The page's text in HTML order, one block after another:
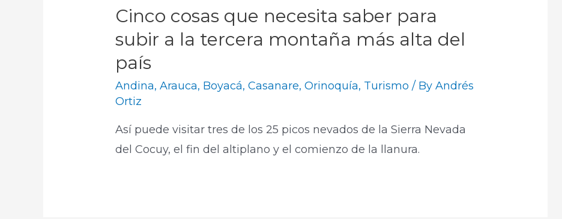
Cinco cosas que necesita saber para
subir a la tercera montaña más alta del
país
Andina,Arauca, Boyacá,Casanare,Orinoquía, Turismo / ByAndrés
Ortiz
Así puede visitar tres de los 25 picos nevados de la Sierra Nevada
del Cocuy, el fin del altiplano y el comienzo de la llanura.